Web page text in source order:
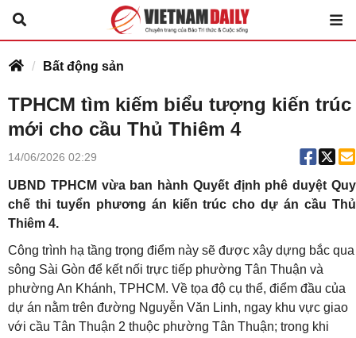
Bất động sản
TPHCM tìm kiếm biểu tượng kiến trúc
mới cho cầu Thủ Thiêm 4
14/06/2026 02:29
UBND TPHCM vừa ban hành Quyết định phê duyệt Quy
chế thi tuyển phương án kiến trúc cho dự án cầu Thủ
Thiêm 4.
Công trình hạ tầng trọng điểm này sẽ được xây dựng bắc qua
sông Sài Gòn để kết nối trực tiếp phường Tân Thuận và
phường An Khánh, TPHCM. Về tọa độ cụ thể, điểm đầu của
dự án nằm trên đường Nguyễn Văn Linh, ngay khu vực giao
với cầu Tân Thuận 2 thuộc phường Tân Thuận; trong khi